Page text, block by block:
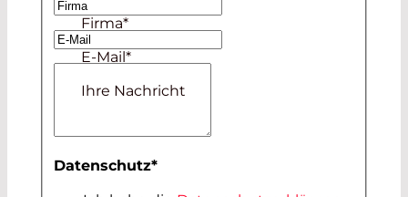
Firma*
E-Mail*
Ihre Nachricht
Datenschutz*